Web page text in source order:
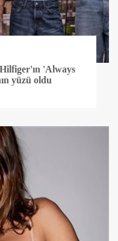
'Always
yüzü oldu